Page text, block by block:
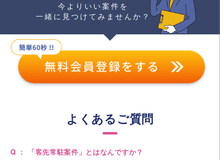
今よりいい案件を
一緒に見つけてみませんか？
よくあるご質問
Q ： 「客先常駐案件」とはなんですか？